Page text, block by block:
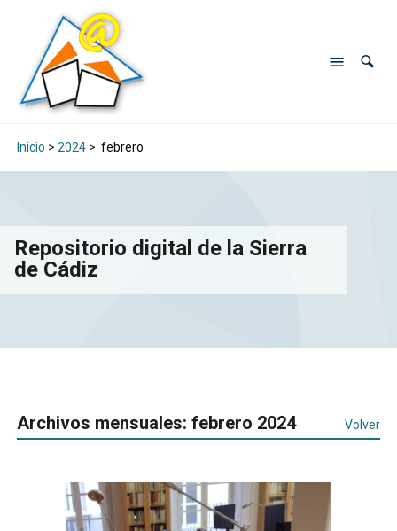
Inicio > 2024> febrero
Repositorio digital de la Sierra
de Cádiz
Archivos mensuales: febrero 2024 Volver